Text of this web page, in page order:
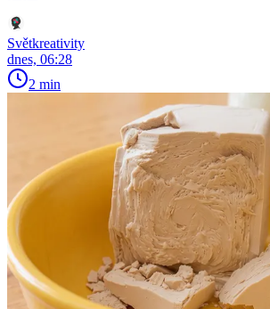
Světkreativity
dnes, 06:28
2 min